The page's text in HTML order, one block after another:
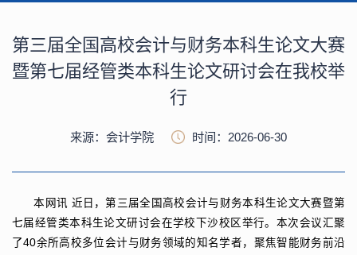
第三届全国高校会计与财务本科生论文大赛
暨第七届经管类本科生论文研讨会在我校举
行
来源：会计学院 时间：2026-06-30
本网讯 近日，第三届全国高校会计与财务本科生论文大赛暨第
七届经管类本科生论文研讨会在学校下沙校区举行。本次会议汇聚
了40余所高校多位会计与财务领域的知名学者，聚焦智能财务前沿